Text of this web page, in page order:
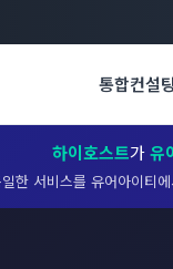
하이호스트가유
한 서비스를 유어아이티
통합컨설팅